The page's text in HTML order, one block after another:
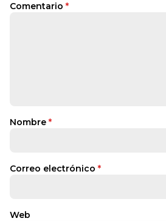
Comentario *
Nombre *
Correo electrónico *
Web